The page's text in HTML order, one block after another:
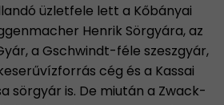
üzletfele lett a Kőbányai
Henrik Sörgyára, az
a Gschwindt-féle szeszgyár,
cég és a Kassai
sörgyár is. De miután a Zwack-